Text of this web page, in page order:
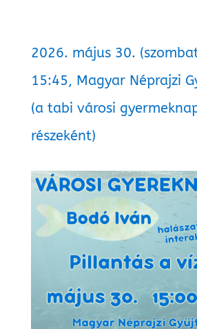
2026. május 30.
15:45, Magyar Néprajzi
(a tabi városi
részeként)